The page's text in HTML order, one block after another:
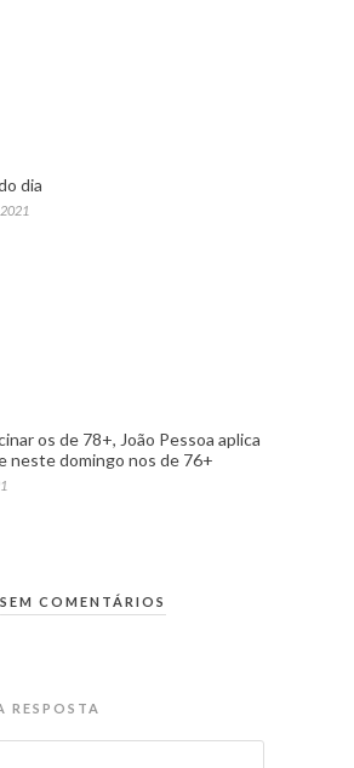
dia
os de 78+, João Pessoa aplica
neste domingo nos de 76+
SEM COMENTÁRIOS
RESPOSTA